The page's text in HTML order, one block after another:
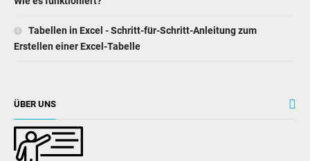
Tabellen in Excel - Schritt-für-Schritt-Anleitung zum
Erstellen einer Excel-Tabelle
ÜBER UNS